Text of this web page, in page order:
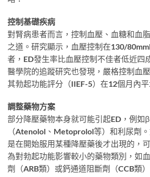
控制基礎疾病
對腎病患者而言，控制血壓、血糖和血
之道。研究顯示，血壓控制在130/
者，ED發生率比血壓控制不佳者低近四
醫學院的追蹤研究也發現，嚴格控制血
其勃起功能評分（IIEF-5）在12個月內
調整藥物方案
部分降壓藥物本身就可能引起ED，例如
（Atenolol、Metoprolol等）和利尿劑
是在開始服用某種降壓藥後才出現的，
為對勃起功能影響較小的藥物類別，如
劑（ARB類）或鈣通道阻斷劑（CCB類）